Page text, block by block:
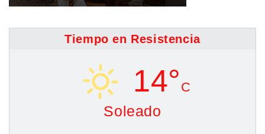
Tiempo en Resistencia
14° C
Soleado